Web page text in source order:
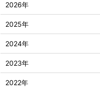
2026年
2025年
2024年
2023年
2022年